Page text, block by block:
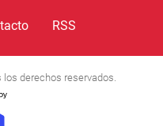
RSS
los derechos reservados.